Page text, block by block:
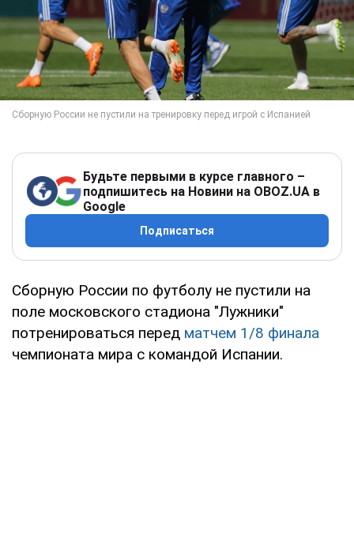
Будьте первыми в курсе главного –
подпишитесь на Новини на OBOZ.UA в
Google
Подписаться
Сборную России по футболу не пустили на
поле московского стадиона "Лужники"
потренироваться перед матчем 1/8 финала
чемпионата мира с командой Испании.